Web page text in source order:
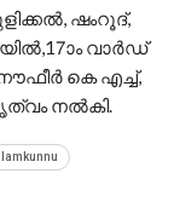
ഷംറൂദ്,
വാർഡ്
കെ എച്ച്,
നൽകി.